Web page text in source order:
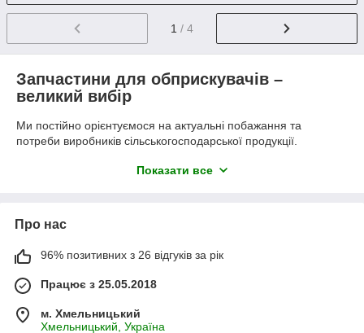
1 / 4
Запчастини для обприскувачів –
великий вибір
Ми постійно орієнтуємося на актуальні побажання та
потреби виробників сільськогосподарської продукції.
потенційних клієнтів дозволяє своєчасно враховувати
зразками.
за прийнятною ціною замовити комплектуючі та запчастини
1. Фільтри та запчастини до фільтрів
обприскувача
Показати все
Про нас
96% позитивних з 26 відгуків за рік
Працює з 25.05.2018
м. Хмельницький
Хмельницький, Україна